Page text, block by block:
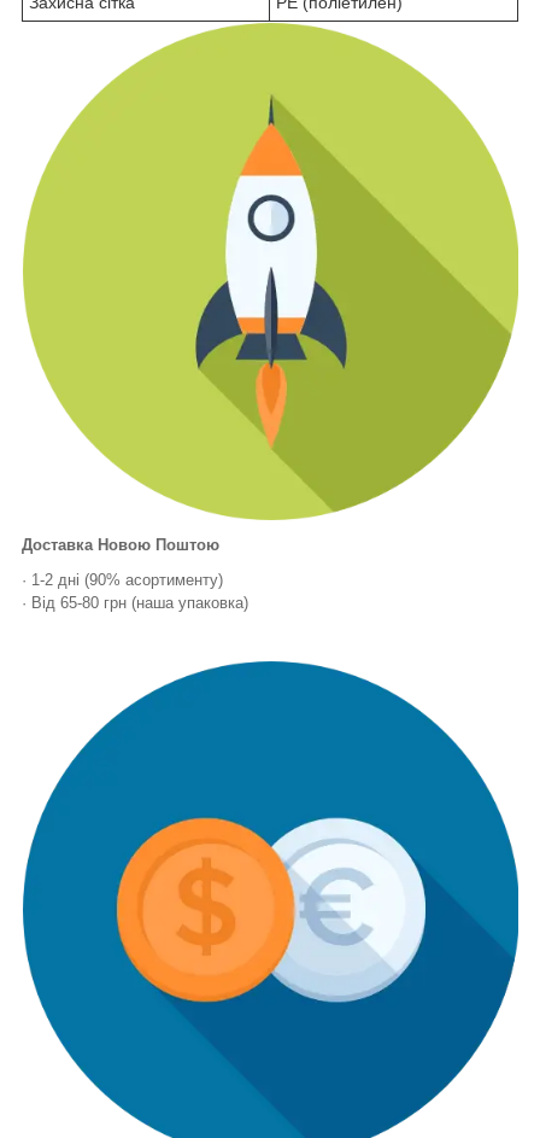
Доставка Новою Поштою
· 1-2 дні (90% асортименту)
· Від 65-80 грн (наша упаковка)